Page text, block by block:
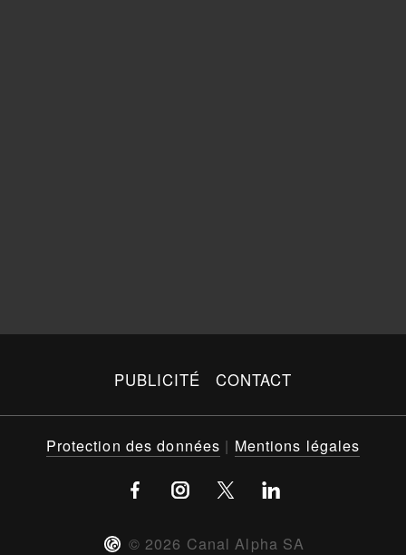
PUBLICITÉ CONTACT
© 2026 Canal Alpha SA
Protection des données | Mentions légales